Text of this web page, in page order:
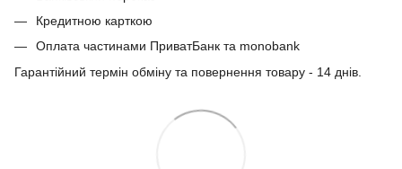
Кредитною карткою
Оплата частинами ПриватБанк та monobank
Гарантійний термін обміну та повернення товару - 14 днів.